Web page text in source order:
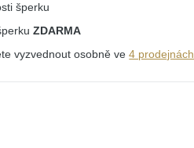
šperku
ZDARMA
vyzvednout osobně ve4 prodejnách